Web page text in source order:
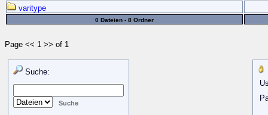
varitype
0 Dateien - 8 Ordner
Page << 1 >> of 1
Suche: